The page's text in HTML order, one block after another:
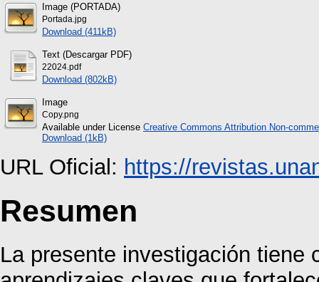
Image (PORTADA)
Portada.jpg
Download (411kB)
Text (Descargar PDF)
22024.pdf
Download (802kB)
Image
Copy.png
Available under License Creative Commons Attribution Non-
Download (1kB)
URL Oficial: https://
Resumen
La presente investigación tiene